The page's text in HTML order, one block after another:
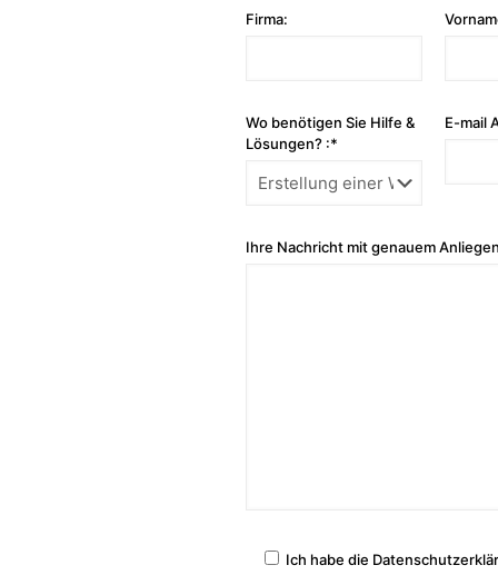
Firma:
Wo benötigen Sie Hilfe &
Lösungen? :*
E-mail
Ihre Nachricht mit genauem
Ich habe die